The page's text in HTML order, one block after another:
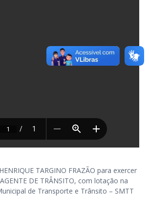
TARGINO FRAZÃO para exercer
DE TRÂNSITO, com lotação na
de Transporte e Trânsito – SMTT